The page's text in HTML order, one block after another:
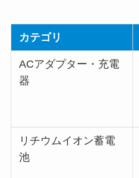
カテゴリ
ACアダプター・充電
器
リチウムイオン蓄電
池